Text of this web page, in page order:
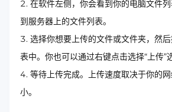
在软件左侧，你会看到你的电脑文件
到服务器上的文件列表。
选择你想要上传的文件或文件夹，然
表中。你也可以通过右键点击选择“上传”
等待上传完成。上传速度取决于你的
小。